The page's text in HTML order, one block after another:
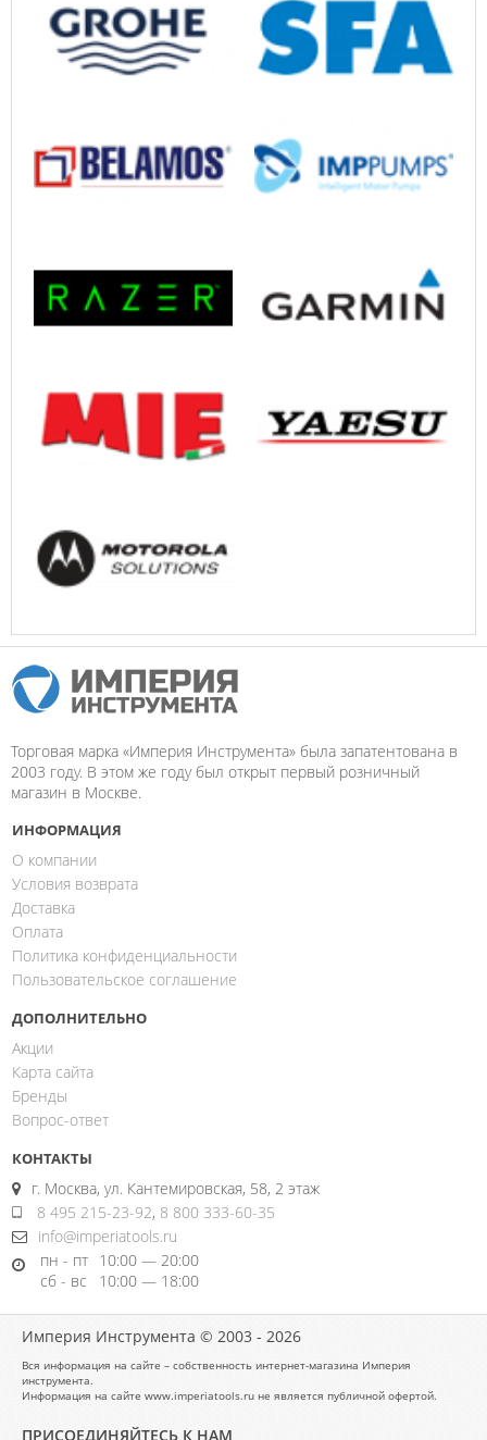
Торговая марка «Империя Инструмента» была запатентована в
2003 году. В этом же году был открыт первый розничный
магазин в Москве.
ИНФОРМАЦИЯ
О компании
Условия возврата
Доставка
Оплата
Политика конфиденциальности
Пользовательское соглашение
ДОПОЛНИТЕЛЬНО
Акции
Карта сайта
Бренды
Вопрос-ответ
КОНТАКТЫ
г. Москва, ул. Кантемировская, 58, 2 этаж
8 495 215-23-92, 8 800 333-60-35
info@imperiatools.ru
пн - пт 10:00 — 20:00
сб - вс
10:00 — 18:00
Империя Инструмента © 2003 - 2026
Вся информация на сайте – собственность интернет-магазина Империя
инструмента.
Информация на сайте www.imperiatools.ru не является публичной офертой.
ПРИСОЕДИНЯЙТЕСЬ К НАМ